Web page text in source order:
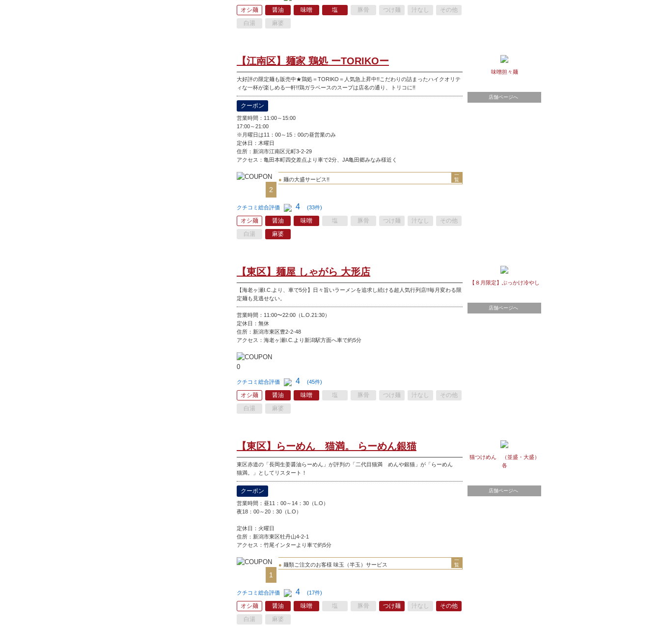
オシ麺 醤油 味噌 塩 豚骨 つけ麺 汁なし
その他
白湯
麻婆
【江南区】麺家 鶏処 ーTORIKOー
大好評の限定麺も販売中★鶏処＝TORIKO＝人気急上昇中!!こだわりの詰まったハイクオリテ
ィな一杯が楽しめる一軒!!鶏ガラベースのスープは店名の通り、トリコに!!
クーポン
営業時間：11:00～15:00
17:00～21:00
※月曜日は11：00～15：00の昼営業のみ
定休日： 木曜日
住所：新潟市江南区元町3-2-29
アクセス：亀田本町四交差点より車で2分、JA亀田郷みなみ様近く
2
● 麺の大盛サービス!!
一
覧
クチコミ総合評価 4 (33件)
オシ麺 醤油 味噌 塩 豚骨 つけ麺 汁なし
その他
白湯
麻婆
味噌担々麺
店舗ページへ
【東区】麺屋 しゃがら 大形店
【海老ヶ瀬I.C.より、車で5分】日々旨いラーメンを追求し続ける超人気行列店!!毎月変わる限
定麺も見逃せない。
営業時間：11:00〜22:00（L.O.21:30）
定休日：無休
住所：新潟市東区豊2-2-48
アクセス：海老ヶ瀬I.C.より新潟駅方面へ車で約5分
クチコミ総合評価 4 (45件)
オシ麺 醤油 味噌 塩 豚骨 つけ麺 汁なし
その他
白湯
麻婆
【８月限定】ぶっかけ冷やし
店舗ページへ
【東区】らーめん 猫満。 らーめん銀猫
東区赤道の「長岡生姜醤油らーめん」が評判の「二代目猫満 めんや銀猫」が「らーめん
猫満。」としてリスタート！
クーポン
営業時間：昼11：00～14：30（L.O）
夜18：00～20：30（L.O）
定休日： 火曜日
住所：新潟市東区牡丹山4-2-1
アクセス：竹尾インターより車で約5分
1
● 麺類ご注文のお客様 味玉（半玉）サービス
一
覧
クチコミ総合評価 4 (17件)
オシ麺 醤油 味噌 塩 豚骨 つけ麺 汁なし
その他
白湯
麻婆
猫つけめん （並盛・大盛）
各
店舗ページへ